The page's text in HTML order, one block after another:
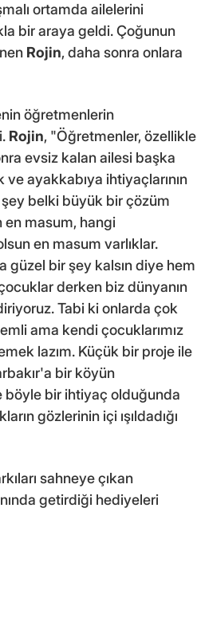
ortamda ailelerini
bir araya geldi. Çoğunun
Rojin, daha sonra onlara
öğretmenlerin
Rojin, "Öğretmenler, özellikle
evsiz kalan ailesi başka
ayakkabıya ihtiyaçlarının
belki büyük bir çözüm
en masum, hangi
en masum varlıklar.
güzel bir şey kalsın diye hem
derken biz dünyanın
Tabi ki onlarda çok
ama kendi çocuklarımız
lazım. Küçük bir proje ile
bir köyün
böyle bir ihtiyaç olduğunda
gözlerinin içi ışıldadığı
sahneye çıkan
getirdiği hediyeleri